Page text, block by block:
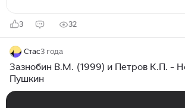
3 32
Стас3 года
Зазнобин В.М. (1999) и Петров К.П. -
Пушкин